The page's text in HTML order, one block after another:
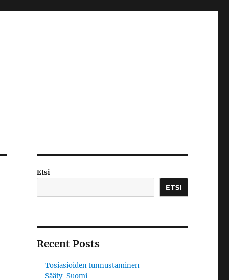
Etsi
ETSI
Recent Posts
Tosiasioiden tunnustaminen
Sääty-Suomi